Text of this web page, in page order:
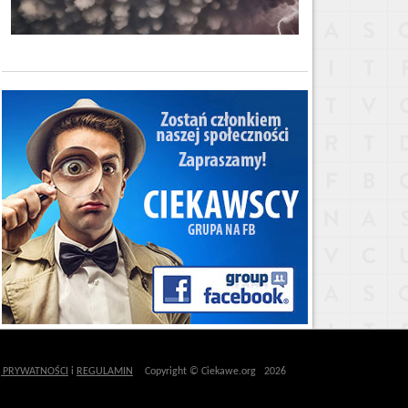
PRYWATNOŚCI i REGULAMIN Copyright © Ciekawe.org 2026